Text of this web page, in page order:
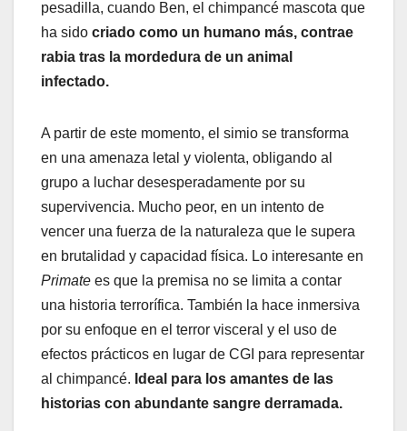
pesadilla, cuando Ben, el chimpancé mascota que
ha sido criado como un humano más, contrae
rabia tras la mordedura de un animal
infectado.
A partir de este momento, el simio se transforma
en una amenaza letal y violenta, obligando al
grupo a luchar desesperadamente por su
supervivencia. Mucho peor, en un intento de
vencer una fuerza de la naturaleza que le supera
en brutalidad y capacidad física. Lo interesante en
Primate es que la premisa no se limita a contar
una historia terrorífica. También la hace inmersiva
por su enfoque en el terror visceral y el uso de
efectos prácticos en lugar de CGI para representar
al chimpancé. Ideal para los amantes de las
historias con abundante sangre derramada.